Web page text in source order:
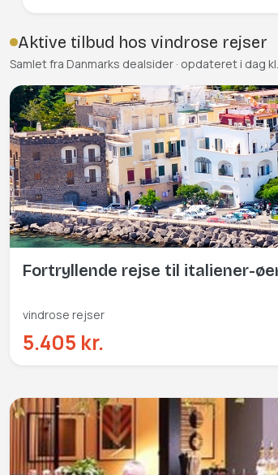
Aktive tilbud hos vindrose rejser
Samlet fra Danmarks dealsider · opdateret i dag
Fortryllende rejse til italiener-
vindrose rejser
5.405 kr.